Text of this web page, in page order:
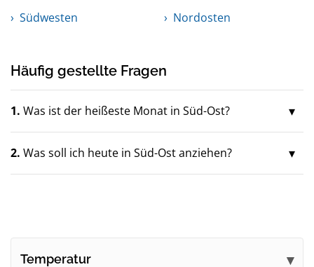
Südwesten
Nordosten
Häufig gestellte Fragen
1. Was ist der heißeste Monat in Süd-Ost?
2. Was soll ich heute in Süd-Ost anziehen?
Temperatur